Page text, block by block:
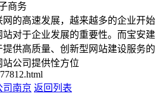
商务
的高速发展，越来越多的企业开始
对于企业发展的重要性。而宝安建
供高质量、创新型网站建设服务的
公司提供恮方位
司南京 返回列表